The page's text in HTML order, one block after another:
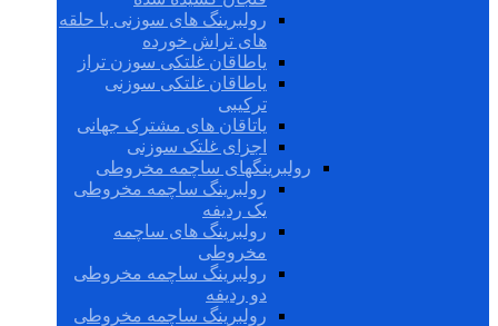
رولبرینگ های سوزنی با حلقه
های تراش خورده
یاطاقان غلتکی سوزن تراز
یاطاقان غلتکی سوزنی
ترکیبی
یاتاقان های مشترک جهانی
اجزای غلتک سوزنی
رولبرینگهای ساچمه مخروطی
رولبرینگ ساچمه مخروطی
یک ردیفه
رولبرینگ های ساچمه
مخروطی
رولبرینگ ساچمه مخروطی
دو ردیفه
رولبرینگ ساچمه مخروطی